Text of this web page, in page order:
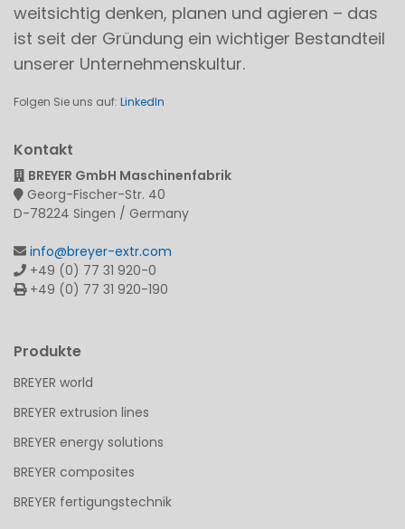
weitsichtig denken, planen und agieren – das
ist seit der Gründung ein wichtiger Bestandteil
unserer Unternehmenskultur.
Folgen Sie uns auf: LinkedIn
Kontakt
BREYER GmbH Maschinenfabrik
Georg-Fischer-Str. 40
D-78224 Singen / Germany
info@breyer-extr.com
+49 (0) 77 31 920-0
+49 (0) 77 31 920-190
Produkte
BREYER world
BREYER extrusion lines
BREYER energy solutions
BREYER composites
BREYER fertigungstechnik